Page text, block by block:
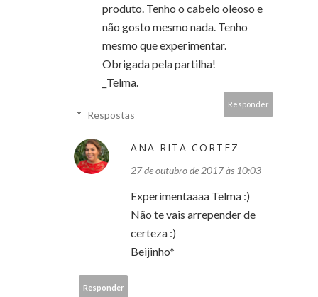
produto. Tenho o cabelo oleoso e
não gosto mesmo nada. Tenho
mesmo que experimentar.
Obrigada pela partilha!
_Telma.
Responder
Respostas
ANA RITA CORTEZ
27 de outubro de 2017 às 10:03
Experimentaaaa Telma :)
Não te vais arrepender de
certeza :)
Beijinho*
Responder